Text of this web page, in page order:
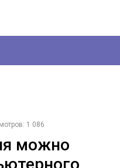
1 086
можно